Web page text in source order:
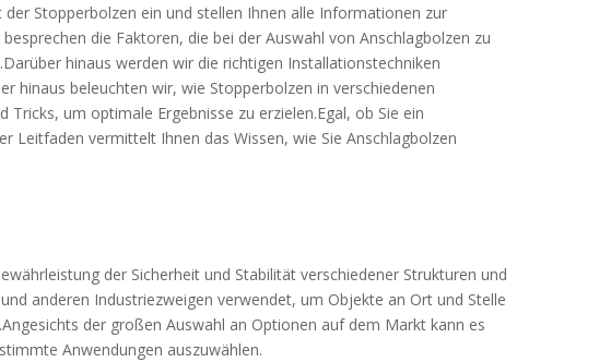
Stopperbolzen ein und stellen Ihnen alle Informationen zur
die Faktoren, die bei der Auswahl von Anschlagbolzen zu
hinaus werden wir die richtigen Installationstechniken
hinaus beleuchten wir, wie Stopperbolzen in verschiedenen
um optimale Ergebnisse zu erzielen.Egal, ob Sie ein
Leitfaden vermittelt Ihnen das Wissen, wie Sie Anschlagbolzen
der Sicherheit und Stabilität verschiedener Strukturen und
anderen Industriezweigen verwendet, um Objekte an Ort und Stelle
der großen Auswahl an Optionen auf dem Markt kann es
Anwendungen auszuwählen.